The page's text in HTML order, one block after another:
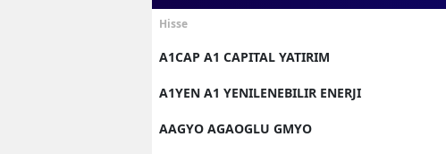
Hisse
A1CAP A1 CAPITAL YATIRIM
A1YEN A1 YENILENEBILIR ENERJI
AAGYO AGAOGLU GMYO